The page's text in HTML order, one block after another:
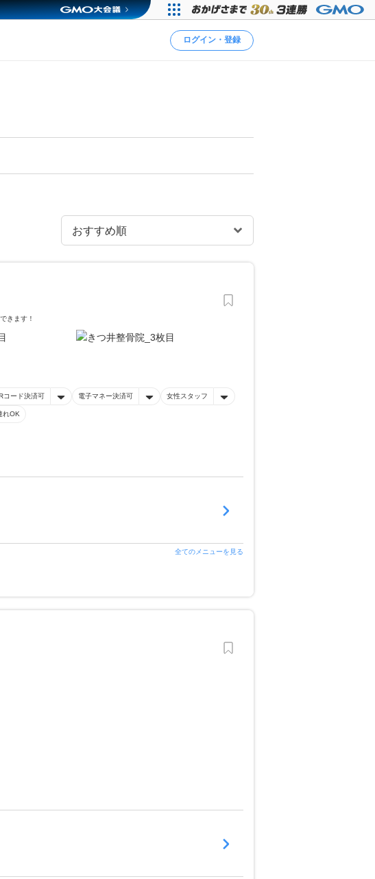
ログイン・登録
きます！
コード決済可 電子マネー決済可 女性スタッフ
れOK
全てのメニューを見る